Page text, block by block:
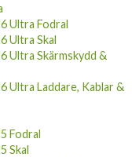
Ultra Fodral
Ultra Skal
Ultra Skärmskydd &
Ultra Laddare, Kablar &
Fodral
Skal
Skärmskydd &